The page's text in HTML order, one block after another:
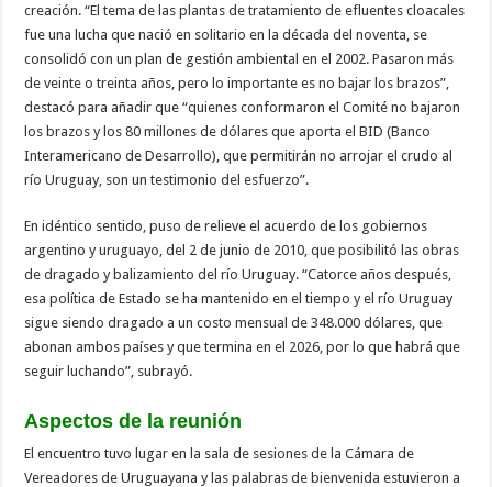
creación. “El tema de las plantas de tratamiento de efluentes cloacales
fue una lucha que nació en solitario en la década del noventa, se
consolidó con un plan de gestión ambiental en el 2002. Pasaron más
de veinte o treinta años, pero lo importante es no bajar los brazos”,
destacó para añadir que “quienes conformaron el Comité no bajaron
los brazos y los 80 millones de dólares que aporta el BID (Banco
Interamericano de Desarrollo), que permitirán no arrojar el crudo al
río Uruguay, son un testimonio del esfuerzo”.
En idéntico sentido, puso de relieve el acuerdo de los gobiernos
argentino y uruguayo, del 2 de junio de 2010, que posibilitó las obras
de dragado y balizamiento del río Uruguay. “Catorce años después,
esa política de Estado se ha mantenido en el tiempo y el río Uruguay
sigue siendo dragado a un costo mensual de 348.000 dólares, que
abonan ambos países y que termina en el 2026, por lo que habrá que
seguir luchando”, subrayó.
Aspectos de la reunión
El encuentro tuvo lugar en la sala de sesiones de la Cámara de
Vereadores de Uruguayana y las palabras de bienvenida estuvieron a